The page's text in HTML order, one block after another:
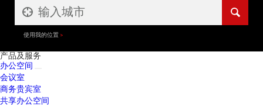
使用我的位置
产品及服务
办公空间
会议室
商务贵宾室
共享办公空间